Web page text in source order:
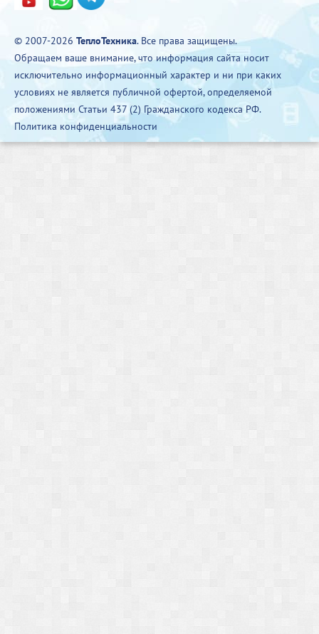
© 2007-2026 ТеплоТехника. Все права защищены.
Обращаем ваше внимание, что информация сайта носит
исключительно информационный характер и ни при каких
условиях не является публичной офертой, определяемой
положениями Статьи 437 (2) Гражданского кодекса РФ.
Политика конфиденциальности